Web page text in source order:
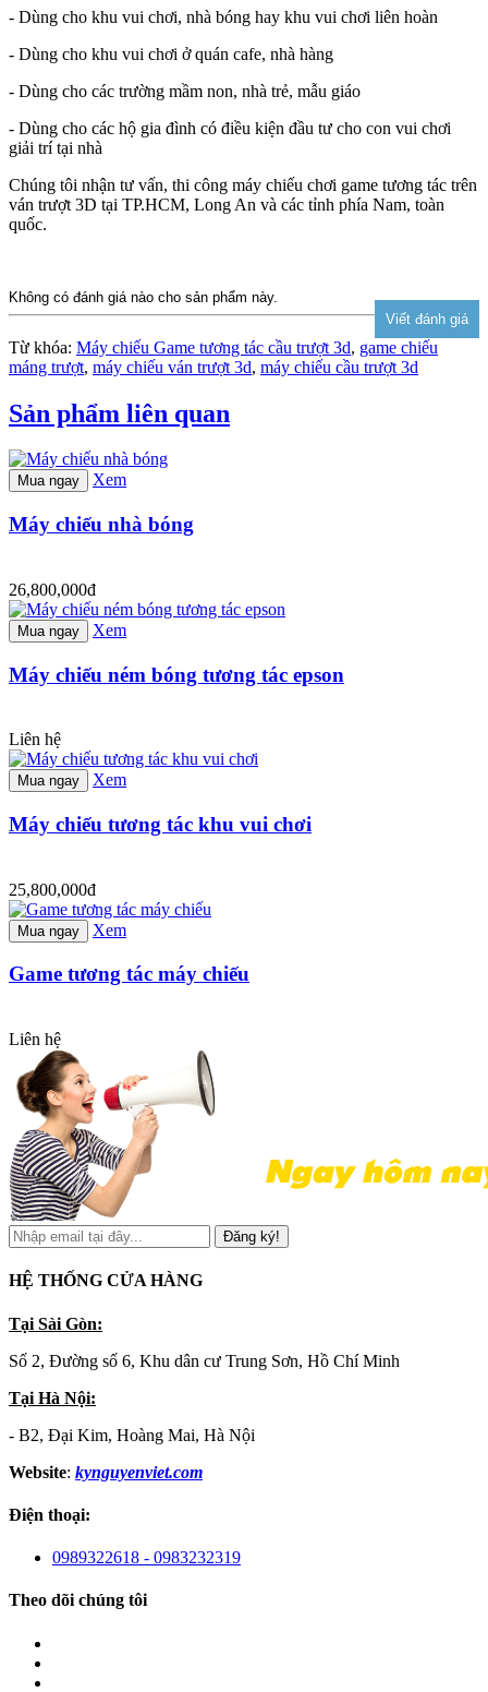
- Dùng cho khu vui chơi, nhà bóng hay khu vui chơi liên hoàn
- Dùng cho khu vui chơi ở quán cafe, nhà hàng
- Dùng cho các trường mầm non, nhà trẻ, mẫu giáo
- Dùng cho các hộ gia đình có điều kiện đầu tư cho con vui chơi
giải trí tại nhà
Chúng tôi nhận tư vấn, thi công máy chiếu chơi game tương tác trên
ván trượt 3D tại TP.HCM, Long An và các tỉnh phía Nam, toàn
quốc.
Không có đánh giá nào cho sản phẩm này.
Từ khóa: Máy chiếu Game tương tác cầu trượt 3d, game chiếu
máng trượt, máy chiếu ván trượt 3d, máy chiếu cầu trượt 3d
Sản phẩm liên quan
Mua ngay Xem
Máy chiếu nhà bóng
26,800,000đ
Mua ngay Xem
Máy chiếu ném bóng tương tác epson
Liên hệ
Mua ngay Xem
Máy chiếu tương tác khu vui chơi
25,800,000đ
Mua ngay Xem
Game tương tác máy chiếu
Liên hệ
Đăng ký!
HỆ THỐNG CỬA HÀNG
Tại Sài Gòn:
Số 2, Đường số 6, Khu dân cư Trung Sơn, Hồ Chí Minh
Tại Hà Nội:
- B2, Đại Kim, Hoàng Mai, Hà Nội
Website: kynguyenviet.com
Điện thoại:
0989322618 - 0983232319
Theo dõi chúng tôi